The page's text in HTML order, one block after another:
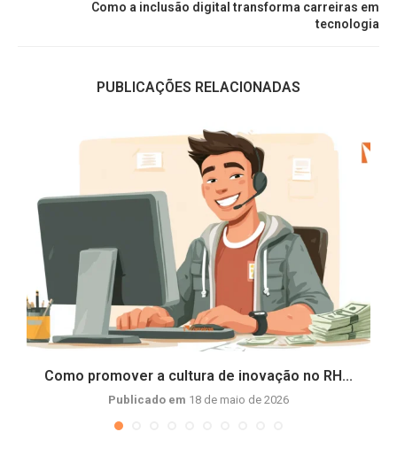
Como a inclusão digital transforma carreiras em
tecnologia
PUBLICAÇÕES RELACIONADAS
Como promover a cultura de inovação no RH...
Publicado em 18 de maio de 2026